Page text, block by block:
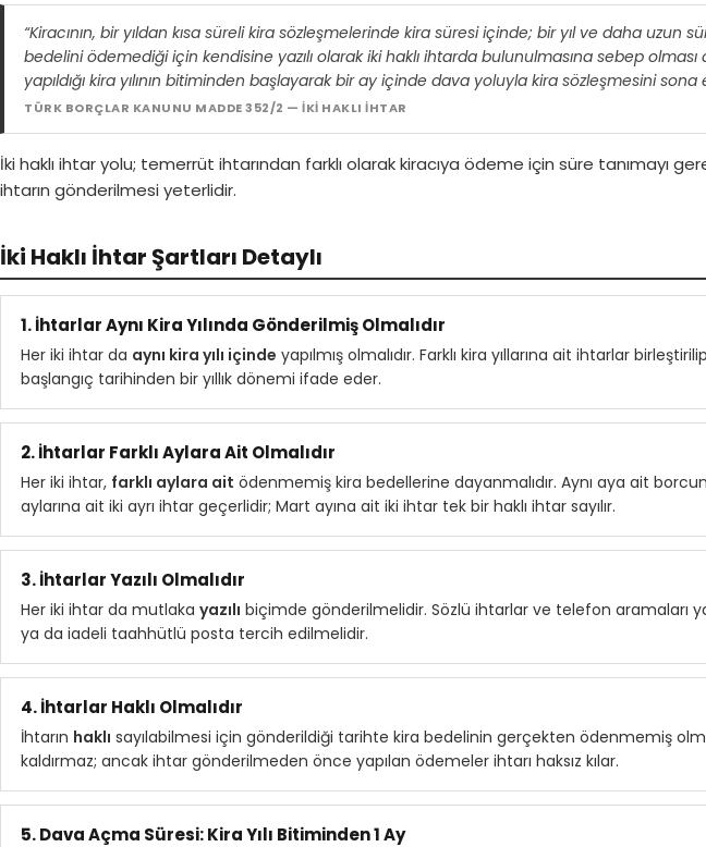
“Kiracının, bir yıldan kısa süreli kira sözleşmelerinde kira süresi içinde; bir yıl ve daha uzun
bedelini ödemediği için kendisine yazılı olarak iki haklı ihtarda bulunulmasına sebep
yapıldığı kira yılının bitiminden başlayarak bir ay içinde dava yoluyla kira sözleşmesini sona
TÜRK BORÇLAR KANUNU MADDE 352/2 — İKİ HAKLI İHTAR
İki haklı ihtar yolu; temerrüt ihtarından farklı olarak kiracıya ödeme için süre tanımayı
ihtarın gönderilmesi yeterlidir.
İki Haklı İhtar Şartları Detaylı
1. İhtarlar Aynı Kira Yılında Gönderilmiş Olmalıdır
Her iki ihtar da aynı kira yılı içinde yapılmış olmalıdır. Farklı kira yıllarına ait ihtarlar
başlangıç tarihinden bir yıllık dönemi ifade eder.
2. İhtarlar Farklı Aylara Ait Olmalıdır
Her iki ihtar, farklı aylara ait ödenmemiş kira bedellerine dayanmalıdır. Aynı aya ait
aylarına ait iki ayrı ihtar geçerlidir; Mart ayına ait iki ihtar tek bir haklı ihtar sayılır.
3. İhtarlar Yazılı Olmalıdır
Her iki ihtar da mutlaka yazılı biçimde gönderilmelidir. Sözlü ihtarlar ve telefon aramaları
ya da iadeli taahhütlü posta tercih edilmelidir.
4. İhtarlar Haklı Olmalıdır
İhtarın haklı sayılabilmesi için gönderildiği tarihte kira bedelinin gerçekten ödenmemiş
kaldırmaz; ancak ihtar gönderilmeden önce yapılan ödemeler ihtarı haksız kılar.
5. Dava Açma Süresi: Kira Yılı Bitiminden 1 Ay